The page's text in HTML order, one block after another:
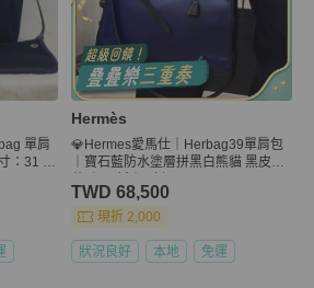
單肩
31 銀
Hermès
💎Hermes愛馬仕｜Herbag39單肩包
｜寶石藍防水塗層拼黑白熊貓 黑皮翻
TWD 68,500
現折 2,000
狀況良好 本地 免運